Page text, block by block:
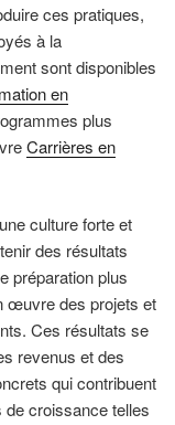
ces pratiques,
à la
sont disponibles
en
plus
Carrières en
culture forte et
des résultats
préparation plus
œuvre des projets et
Ces résultats se
revenus et des
qui contribuent
croissance telles